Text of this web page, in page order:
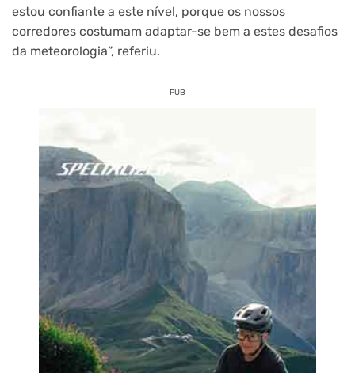
estou confiante a este nível, porque os nossos
corredores costumam adaptar-se bem a estes desafios
da meteorologia”, referiu.
PUB